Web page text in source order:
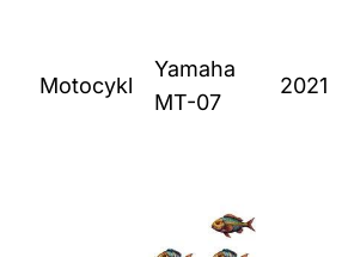
Motocykl
Yamaha
MT-07
2021